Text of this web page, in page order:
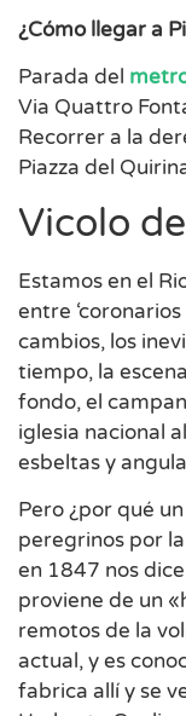
¿Cómo llegar a
Parada del
Via Quattro
Recorrer a la
Piazza del
Vicolo
Estamos en el
entre
cambios, los
tiempo, la
fondo, el
iglesia nacional
esbeltas y
Pero ¿por qué
peregrinos por
en 1847 nos
proviene de un
remotos de la
actual, y es
fabrica allí y se